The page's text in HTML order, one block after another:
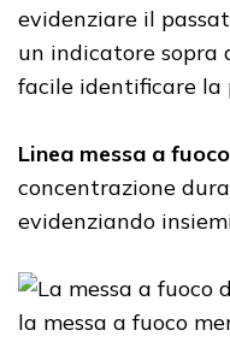
evidenziare il
un indicatore sopra
facile identificare la
Linea messa a fuoco
concentrazione
evidenziando